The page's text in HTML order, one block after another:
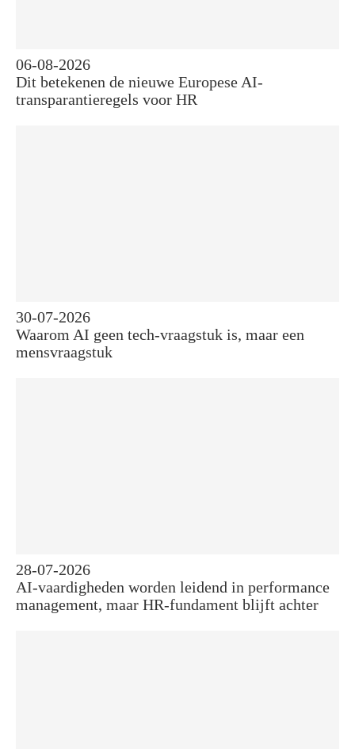
06-08-2026
Dit betekenen de nieuwe Europese AI-
transparantieregels voor HR
30-07-2026
Waarom AI geen tech-vraagstuk is, maar een
mensvraagstuk
28-07-2026
AI-vaardigheden worden leidend in performance
management, maar HR-fundament blijft achter